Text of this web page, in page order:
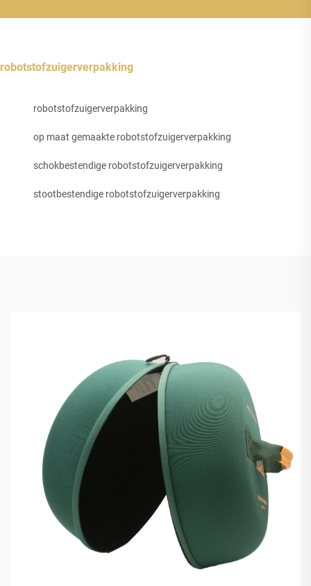
robotstofzuigerverpakking
robotstofzuigerverpakking
op maat gemaakte robotstofzuigerverpakking
schokbestendige robotstofzuigerverpakking
stootbestendige robotstofzuigerverpakking